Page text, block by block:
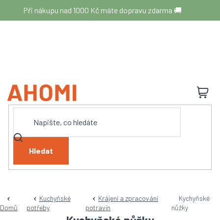
obsah
Při nákupu nad 1000 Kč máte dopravu zdarma 🚚
Hledat
Domů
Kuchyňské
potřeby
Krájení a zpracování
potravin
Kychyňské
nůžky